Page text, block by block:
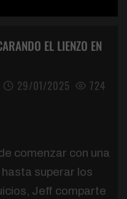
EL LIENZO EN
29/01/2025 724
comenzar con una
superar los
Jeff comparte